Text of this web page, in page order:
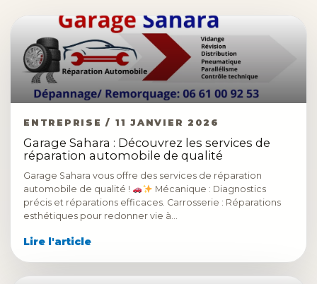
ENTREPRISE / 11 JANVIER 2026
Garage Sahara : Découvrez les services de
réparation automobile de qualité
Garage Sahara vous offre des services de réparation
automobile de qualité !
Mécanique : Diagnostics
précis et réparations efficaces. Carrosserie : Réparations
esthétiques pour redonner vie à…
Lire l'article